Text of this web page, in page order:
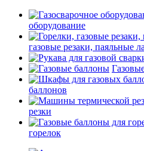
оборудование
газовые резаки, паяльные
баллонов
резки
горелок